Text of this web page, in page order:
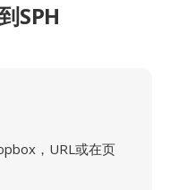
SPH
，URL或在页